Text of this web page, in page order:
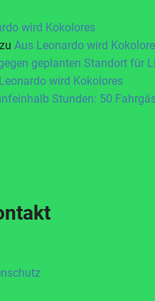
wird Kokolores
Aus Leonardo wird
geplanten Standort für
wird Kokolores
Stunden: 50